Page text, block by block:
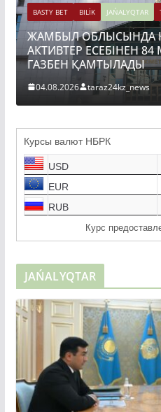
BASTY BET BILİK JAŃALYQTAR
ЖАМБЫЛ ОБЛЫСЫНДА
АКТИВТЕР ЕСЕБІНЕН
ГАЗБЕН ҚАМТЫЛАДЫ
04.08.2026 taraz24kz_news
Курсы валют НБРК
USD
EUR
RUB
Курс
JAŃALYQTAR